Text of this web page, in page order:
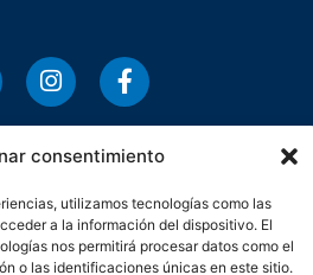
consentimiento
utilizamos tecnologías como las
a la información del dispositivo. El
nos permitirá procesar datos como el
o las identificaciones únicas en este sitio.